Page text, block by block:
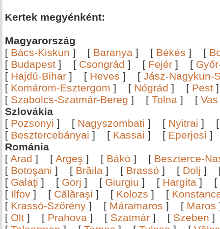
Kertek megyénként:
Magyarország
[ Bács-Kiskun ] [ Baranya ] [ Békés ] [
[ Budapest ] [ Csongrád ] [ Fejér ] [
[ Hajdú-Bihar ] [ Heves ] [ Jász-Nagykun-
[ Komárom-Esztergom ] [ Nógrád ] [ Pest
[ Szabolcs-Szatmár-Bereg ] [ Tolna ] [ Vas
Szlovákia
[ Pozsonyi ] [ Nagyszombati ] [ Nyitrai ]
[ Besztercebányai ] [ Kassai ] [ Eperjesi
Románia
[ Arad ] [ Argeş ] [ Bákó ] [ Beszterce-
[ Botoşani ] [ Brăila ] [ Brassó ] [ Dolj ]
[ Galaţi ] [ Gorj ] [ Giurgiu ] [ Hargita ]
[
[ Ilfov ] [ Călăraşi ] [ Kolozs ] [
[ Krassó-Szörény ] [ Máramaros ] [ Maros
[ Olt ] [ Prahova ] [ Szatmár ] [ Szeben